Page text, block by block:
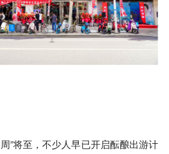
”将至，不少人早已开启酝酿出游计